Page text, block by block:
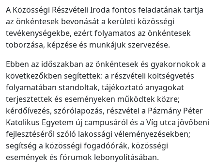
A Közösségi Részvételi Iroda fontos feladatának tartja
az önkéntesek bevonását a kerületi közösségi
tevékenységekbe, ezért folyamatos az önkéntesek
toborzása, képzése és munkájuk szervezése.
Ebben az időszakban az önkéntesek és gyakornokok a
következőkben segítettek: a részvételi költségvetés
folyamatában standoltak, tájékoztató anyagokat
terjesztettek és eseményeken működtek közre;
kérdőívezés, szórólapozás, részvétel a Pázmány Péter
Katolikus Egyetem új campusáról és a Víg utca jövőbeni
fejlesztéséről szóló lakossági véleményezésekben;
segítség a közösségi fogadóórák, közösségi
események és fórumok lebonyolításában.